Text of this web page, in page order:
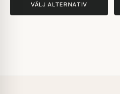
VÄLJ ALTERNATIV